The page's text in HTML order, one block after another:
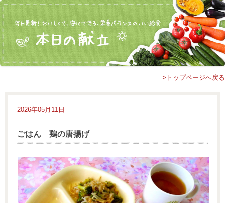
>トップページへ戻る
2026年05月11日
ごはん 鶏の唐揚げ